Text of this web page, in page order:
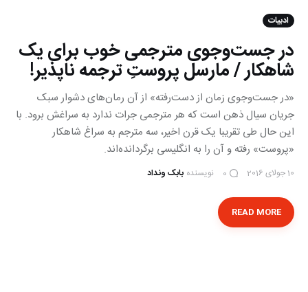
ادبیات
در جست‌وجوی مترجمی خوب برای یک
شاهکار / مارسل پروستِ ترجمه ناپذیر!
«در جست‌وجوی زمان از دست‌رفته» از آن رمان‌های دشوار سبک
جریان سیال ذهن است که هر مترجمی جرات ندارد به سراغش برود. با
این حال طی تقریبا یک قرن اخیر، سه مترجم به سراغ شاهکار
«پروست» رفته و آن را به انگلیسی برگردانده‌اند.
10 جولای 2016 0 نویسنده بابک ونداد
READ MORE